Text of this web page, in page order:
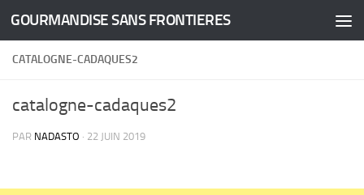
Skip to content
GOURMANDISE SANS FRONTIERES
CATALOGNE-CADAQUES2
catalogne-cadaques2
PAR NADASTO · 22 JUIN 2019